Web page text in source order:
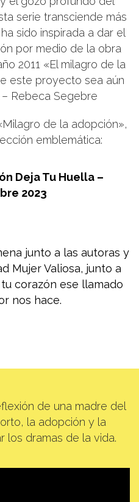
serie transciende más
sido inspirada a dar el
por medio de la obra
2011 «El milagro de la
este proyecto sea aún
Rebeca Segebre
de la adopción»,
emblemática:
Deja Tu Huella –
2023
junto a las autoras y
Mujer Valiosa, junto a
corazón ese llamado
nos hace.
de una madre del
la adopción y la
los dramas de la vida.